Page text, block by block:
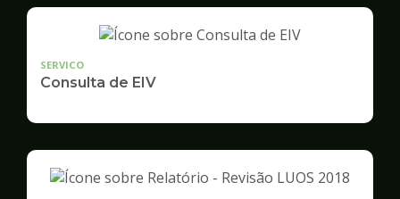
SERVICO
Consulta de EIV